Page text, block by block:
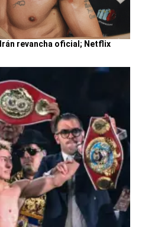
revancha oficial; Netflix